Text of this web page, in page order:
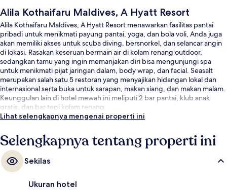
Alila Kothaifaru Maldives, A Hyatt Resort
Alila Kothaifaru Maldives, A Hyatt Resort menawarkan fasilitas pantai
pribadi untuk menikmati payung pantai, yoga, dan bola voli, Anda juga
akan memiliki akses untuk scuba diving, bersnorkel, dan selancar angin
di lokasi. Rasakan keseruan bermain air di kolam renang outdoor,
sedangkan tamu yang ingin memanjakan diri bisa mengunjungi spa
untuk menikmati pijat jaringan dalam, body wrap, dan facial. Seasalt
merupakan salah satu 5 restoran yang menyajikan hidangan lokal dan
internasional serta buka untuk sarapan, makan siang, dan makan malam.
Keunggulan lain di hotel mewah ini meliputi 2 bar pantai, klub anak
gratis, dan bar tepi kolam renang.
Lihat selengkapnya mengenai properti ini
Selengkapnya tentang properti ini
Sekilas
Ukuran hotel